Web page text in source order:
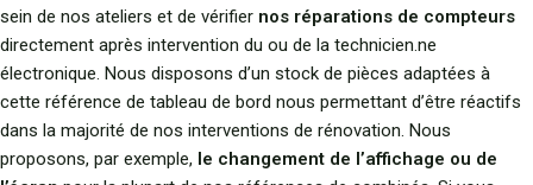
sein de nos ateliers et de vérifier nos réparations de compteurs
directement après intervention du ou de la technicien.ne
électronique. Nous disposons d’un stock de pièces adaptées à
cette référence de tableau de bord nous permettant d’être réactifs
dans la majorité de nos interventions de rénovation. Nous
proposons, par exemple, le changement de l’affichage ou de